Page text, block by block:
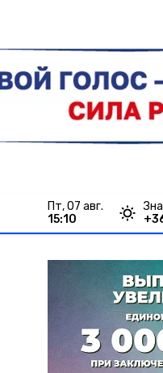
пт, 07 авг.
15:10
+